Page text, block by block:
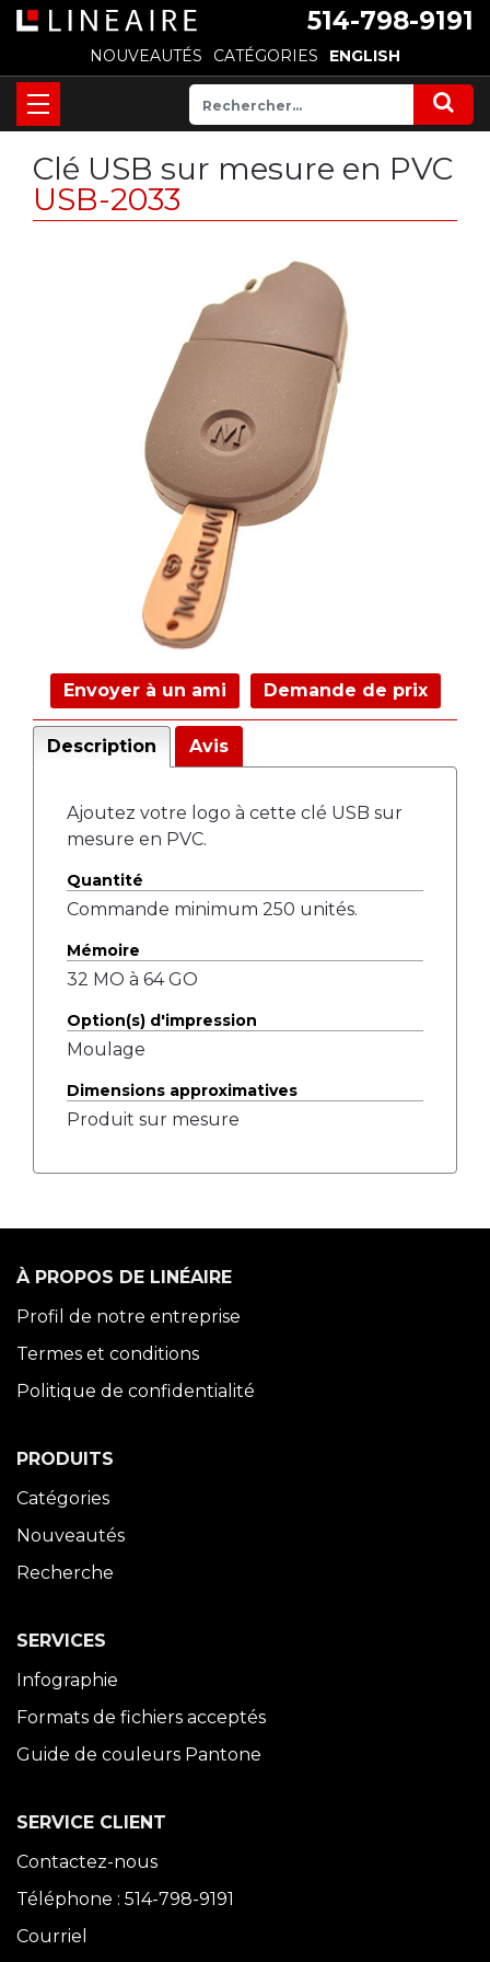
514-798-9191
NOUVEAUTÉS CATÉGORIES ENGLISH
Clé USB sur mesure en PVC
USB-2033
Envoyer à un ami Demande de prix
Description Avis
Ajoutez votre logo à cette clé USB sur
mesure en PVC.
Quantité
Commande minimum 250 unités.
Mémoire
32 MO à 64 GO
Option(s) d'impression
Moulage
Dimensions approximatives
Produit sur mesure
À PROPOS DE LINÉAIRE
Profil de notre entreprise
Termes et conditions
Politique de confidentialité
PRODUITS
Catégories
Nouveautés
Recherche
SERVICES
Infographie
Formats de fichiers acceptés
Guide de couleurs Pantone
SERVICE CLIENT
Contactez-nous
Téléphone : 514-798-9191
Courriel